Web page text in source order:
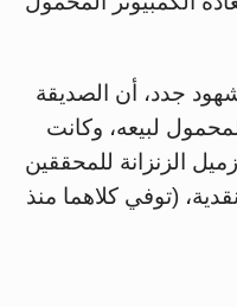
جدد، أن الصديقة
لبيعه، وكانت
الزنزانة للمحققين
(توفي كلاهما منذ